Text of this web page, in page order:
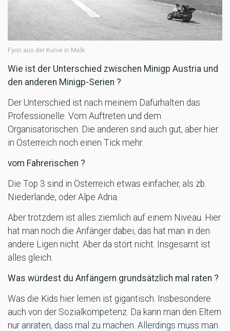
Fynn aus der Kurve in Melk
Wie ist der Unterschied zwischen Minigp Austria und
den anderen Minigp-Serien ?
Der Unterschied ist nach meinem Dafürhalten das
Professionelle. Vom Auftreten und dem
Organisatorischen. Die anderen sind auch gut, aber hier
in Österreich noch einen Tick mehr.
vom Fahrerischen ?
Die Top 3 sind in Österreich etwas einfacher, als zb.
Niederlande, oder Alpe Adria.
Aber trotzdem ist alles ziemlich auf einem Niveau. Hier
hat man noch die Anfänger dabei, das hat man in den
andere Ligen nicht. Aber da stört nicht. Insgesamt ist
alles gleich.
Was würdest du Anfängern grundsätzlich mal raten ?
Was die Kids hier lernen ist gigantisch. Insbesondere
auch von der Sozialkompetenz. Da kann man den Eltern
nur anraten, dass mal zu machen. Allerdings muss man